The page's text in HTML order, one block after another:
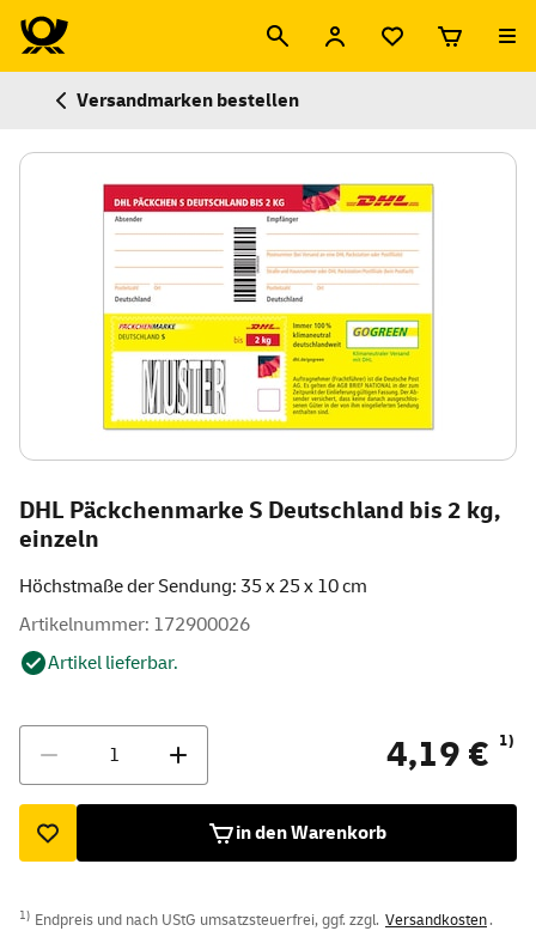
Versandmarken bestellen
DHL Päckchenmarke S Deutschland bis 2 kg,
einzeln
Höchstmaße der Sendung: 35 x 25 x 10 cm
Artikelnummer: 172900026
Artikel lieferbar.
4,19 € 1)
in den Warenkorb
1) Endpreis und nach UStG umsatzsteuerfrei, ggf. zzgl. Versandkosten.